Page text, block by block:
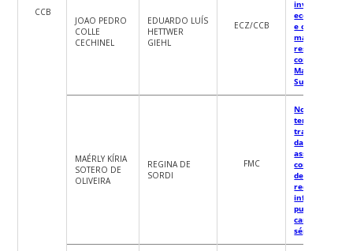
CCB
JOAO PEDRO
COLLE
CECHINEL
EDUARDO LUÍS
HETTWER
GIEHL
ECZ/CCB
investigando a
ecologia
e os efeitos de
manejo para
restauração e
conservação
Mata Atlântica
Sul do Brasil.
MAÉRLY KÍRIA
SOTERO DE
OLIVEIRA
REGINA DE
SORDI
FMC
Novas
terapêuticas
tratamento do
dano de
associado a
condições
de saúde:
receptores
inflamação
pulmonar de
camundongos
sépticos